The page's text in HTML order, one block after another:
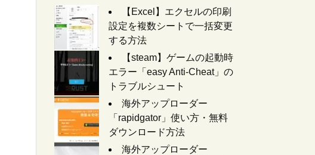
【Excel】エクセルの印刷
設定を複数シートで一括変更
する方法
【steam】ゲームの起動時
エラー「easy Anti-Cheat」の
トラブルシュート
海外アップローダー
「rapidgator」使い方・無料
ダウンロード方法
海外アップローダー